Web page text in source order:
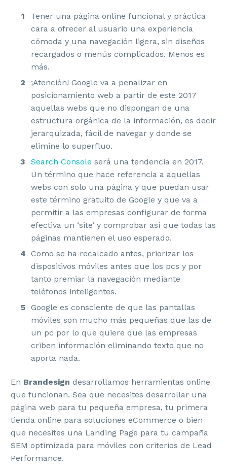
Tener una página online funcional y práctica
cara a ofrecer al usuario una experiencia
cómoda y una navegación ligera, sin diseños
recargados o menús complicados. Menos es
más.
¡Atención! Google va a penalizar en
posicionamiento web a partir de este 2017
aquellas webs que no dispongan de una
estructura orgánica de la información, es decir
jerarquizada, fácil de navegar y donde se
elimine lo superfluo.
Search Console será una tendencia en 2017.
Un término que hace referencia a aquellas
webs con solo una página y que puedan usar
este término gratuito de Google y que va a
permitir a las empresas configurar de forma
efectiva un ‘site’ y comprobar así que todas las
páginas mantienen el uso esperado.
Como se ha recalcado antes, priorizar los
dispositivos móviles antes que los pcs y por
tanto premiar la navegación mediante
teléfonos inteligentes.
Google es consciente de que las pantallas
móviles son mucho más pequeñas que las de
un pc por lo que quiere que las empresas
criben información eliminando texto que no
aporta nada.
En Brandesign desarrollamos herramientas online
que funcionan. Sea que necesites desarrollar una
página web para tu pequeña empresa, tu primera
tienda online para soluciones eCommerce o bien
que necesites una Landing Page para tu campaña
SEM optimizada para móviles con criterios de Lead
Performance.